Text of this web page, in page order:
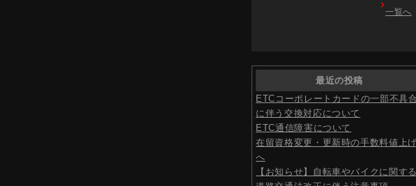
一覧へ
最近の投稿
ETCコーポレートカードの一部不具
に伴う交換対応について
ETC通信障害について
在留資格変更・更新時の手数料値上
へ
【お知らせ】自転車やバイクに関す